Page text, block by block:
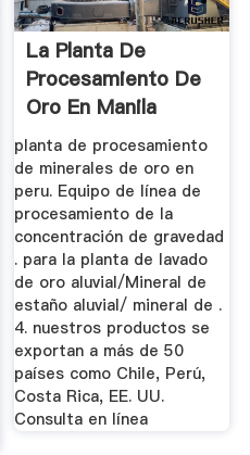
La Planta De
Procesamiento De
Oro En Manila
Bolivia
planta de procesamiento
de minerales de oro en
peru. Equipo de línea de
procesamiento de la
concentración de gravedad
. para la planta de lavado
de oro aluvial/Mineral de
estaño aluvial/ mineral de .
4. nuestros productos se
exportan a más de 50
países como Chile, Perú,
Costa Rica, EE. UU.
Consulta en línea